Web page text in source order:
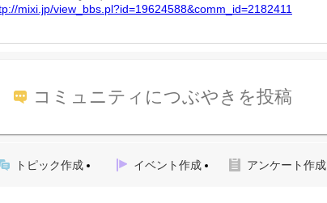
mixi.jp/view_bbs.pl?id=19624588&comm_id=2182411
コミュニティにつぶやきを投稿
トピック作成 イベント作成 アンケート作成